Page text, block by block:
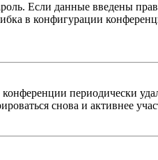
Если данные введены
в конфигурации
периодически
снова и активнее